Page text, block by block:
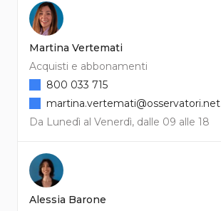
Martina Vertemati
Acquisti e abbonamenti
Da Lunedì al Venerdì, dalle 09 alle 18
800 033 715
martina.vertemati@osservatori.net
Alessia Barone